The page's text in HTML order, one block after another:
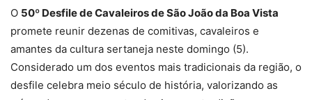
O 50º Desfile de Cavaleiros de São João da Boa Vista
promete reunir dezenas de comitivas, cavaleiros e
amantes da cultura sertaneja neste domingo (5).
Considerado um dos eventos mais tradicionais da região, o
desfile celebra meio século de história, valorizando as